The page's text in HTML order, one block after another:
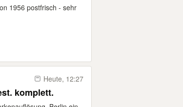
1956 postfrisch - sehr
Heute, 12:27
komplett.